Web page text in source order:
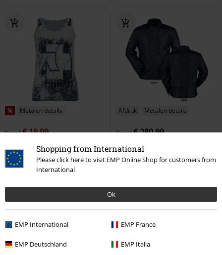
Shopping from International
Please click here to visit EMP Online Shop for customers from
International
Ok
EMP International EMP France
EMP Deutschland EMP Italia
% Metalen details
Vanaf€ 19,99
Rammstein Top
Afdruk Metalen details
Vanaf€ 280,99
Logo Rammstein